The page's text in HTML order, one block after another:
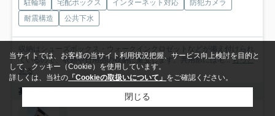
駐輪場 宅配ボックス インターネット対応
防犯カメラ
耐震構造
公共下水
収納はシューズボックス・ウォークインクロゼットなどが備え付けられ
ているので、衣類や日用品の収納に重宝します。共用部には宅...もっと
見る
募集中の部屋
当サイトでは、お客様の当サイト利用状況把握、サービス向上検討を目的と
して、クッキー（Cookie）を使用しています。
詳しくは、当社の 「Cookieの取扱いについて」 をご確認ください。
閉じる